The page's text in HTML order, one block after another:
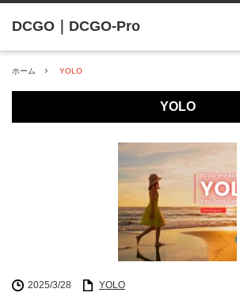
ホーム YOLO
YOLO
2025/3/28 YOLO